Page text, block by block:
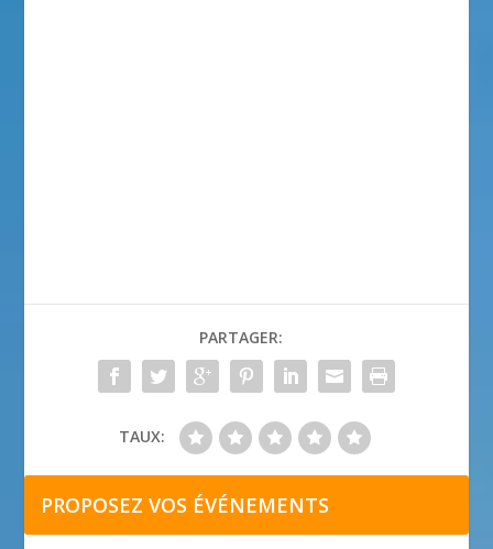
PARTAGER:
TAUX:
PROPOSEZ VOS ÉVÉNEMENTS